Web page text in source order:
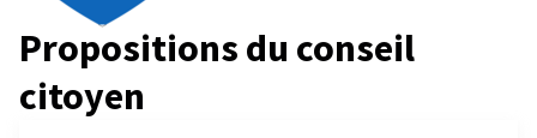
Propositions du conseil
citoyen